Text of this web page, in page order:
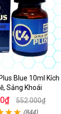
Blue 10ml
Sảng Khoái
552.000₫
(844)